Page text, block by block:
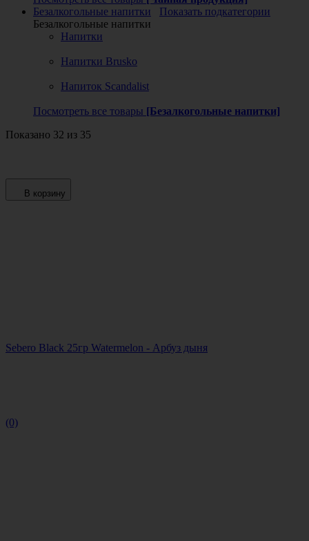
Безалкогольные напитки
Показать подкатегории
Безалкогольные напитки
Напитки
Напитки Brusko
Напиток Scandalist
Посмотреть все товары [Безалкогольные напитки]
Показано 32 из 35
В корзину
Sebero Black 25гр Watermelon - Арбуз дыня
(0)